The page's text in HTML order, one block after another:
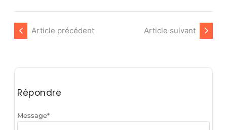
Article précédent Article suivant
Répondre
Message*